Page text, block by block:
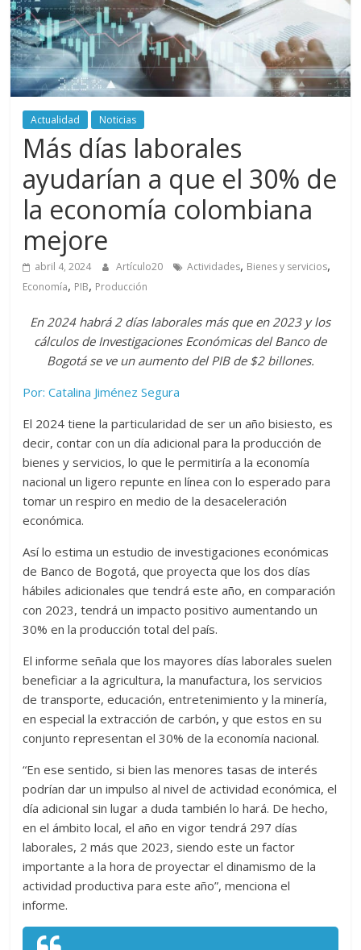
periodismo
digital
del
Politécnico
Grancolombiano
Actualidad Noticias
Más días laborales
ayudarían a que el 30% de
la economía colombiana
mejore
abril 4, 2024 Artículo20 Actividades, Bienes y servicios,
Economía, PIB, Producción
En 2024 habrá 2 días laborales más que en 2023 y los
cálculos de Investigaciones Económicas del Banco de
Bogotá se ve un aumento del PIB de $2 billones.
Por: Catalina Jiménez Segura
El 2024 tiene la particularidad de ser un año bisiesto, es
decir, contar con un día adicional para la producción de
bienes y servicios, lo que le permitiría a la economía
nacional un ligero repunte en línea con lo esperado para
tomar un respiro en medio de la desaceleración
económica.
Así lo estima un estudio de investigaciones económicas
de Banco de Bogotá, que proyecta que los dos días
hábiles adicionales que tendrá este año, en comparación
con 2023, tendrá un impacto positivo aumentando un
30% en la producción total del país.
El informe señala que los mayores días laborales suelen
beneficiar a la agricultura, la manufactura, los servicios
de transporte, educación, entretenimiento y la minería,
en especial la extracción de carbón, y que estos en su
conjunto representan el 30% de la economía nacional.
“En ese sentido, si bien las menores tasas de interés
podrían dar un impulso al nivel de actividad económica, el
día adicional sin lugar a duda también lo hará. De hecho,
en el ámbito local, el año en vigor tendrá 297 días
laborales, 2 más que 2023, siendo este un factor
importante a la hora de proyectar el dinamismo de la
actividad productiva para este año”, menciona el
informe.